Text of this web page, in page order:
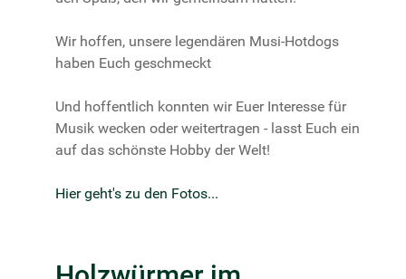
Wir hoffen, unsere legendären Musi-Hotdogs
haben Euch geschmeckt
Und hoffentlich konnten wir Euer Interesse für
Musik wecken oder weitertragen - lasst Euch ein
auf das schönste Hobby der Welt!
Hier geht's zu den Fotos...